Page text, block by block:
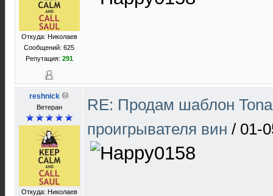
Откуда: Николаев
Сообщений: 625
Репутация: 291
reshnick
Ветеран
Откуда: Николаев
RE: Продам шаблон
проигрывателя вин / 01-